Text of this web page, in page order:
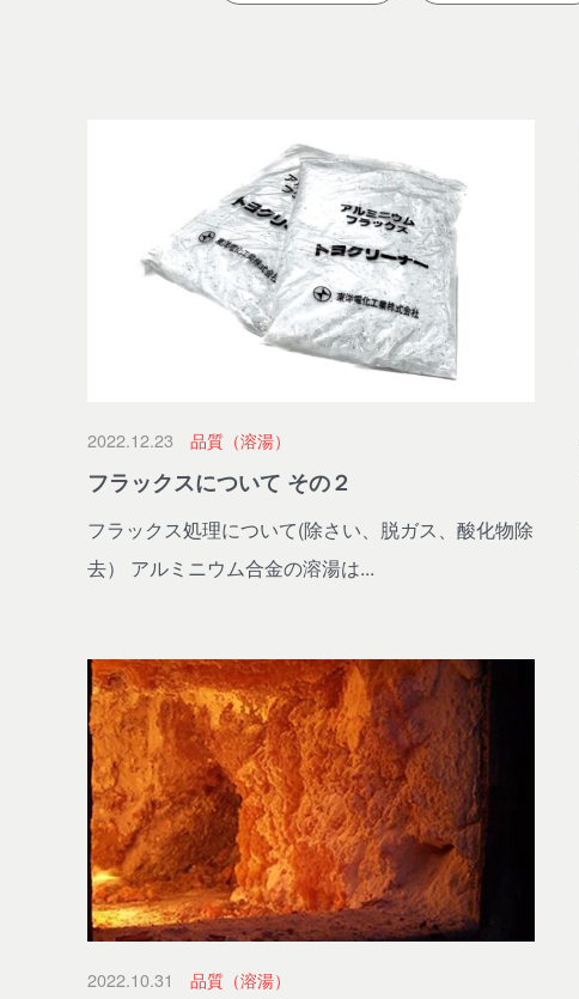
2022.12.23 品質（溶湯）
フラックスについて その２
フラックス処理について(除さい、脱ガス、酸化物除
去） アルミニウム合金の溶湯は...
2022.10.31 品質（溶湯）